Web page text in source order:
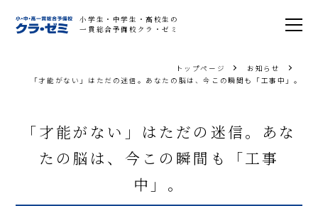
小学生・中学生・高校生の
一貫総合予備校クラ・ゼミ
トップページ
お知らせ
「才能がない」はただの迷信。あなたの脳は、今この瞬間も「工事中」。
「才能がない」はただの迷信。あな
たの脳は、今この瞬間も「工事
中」。